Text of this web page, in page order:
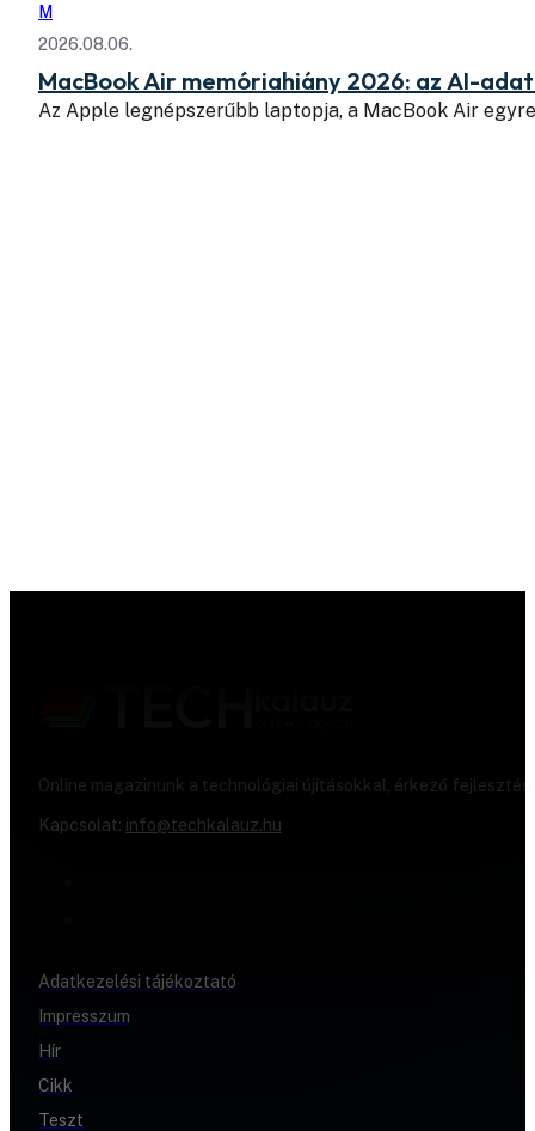
M
2026.08.06.
MacBook Air memóriahiány 2026: az AI-
Az Apple legnépszerűbb laptopja, a MacBook Air
Online magazinunk a technológiai újításokkal, érkező
Kapcsolat: info@techkalauz.hu
Adatkezelési tájékoztató
Impresszum
Hír
Cikk
Teszt